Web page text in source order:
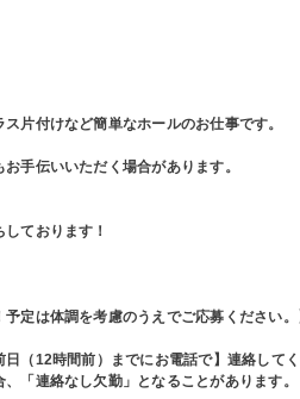
片付けなど簡単なホールのお仕事です。
手伝いいただく場合があります。
ております！
定は体調を考慮のうえでご応募ください。
（12時間前）までにお電話で】連絡してく
「連絡なし欠勤」となることがあります。